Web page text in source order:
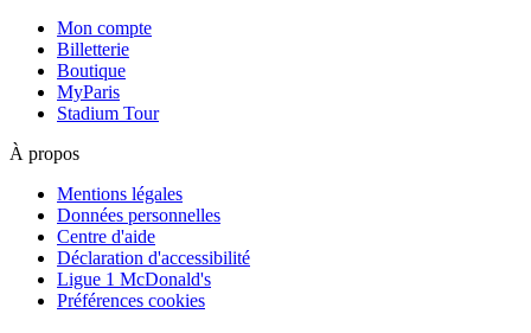
Mon compte
Billetterie
Boutique
MyParis
Stadium Tour
À propos
Mentions légales
Données personnelles
Centre d'aide
Déclaration d'accessibilité
Ligue 1 McDonald's
Préférences cookies